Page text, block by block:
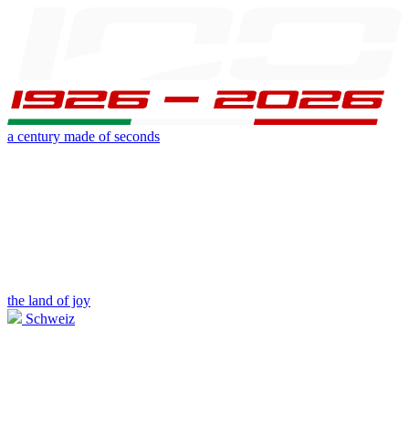
a century made of seconds
the land of joy
Schweiz